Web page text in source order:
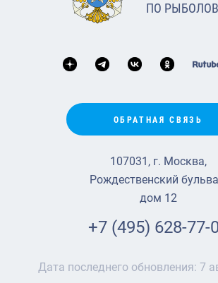
ПО
ОБРАТНАЯ СВЯЗЬ
107031, г. Москва,
Рождественский
дом 12
+7 (495) 628-77-
Дата последнего обновления: 7